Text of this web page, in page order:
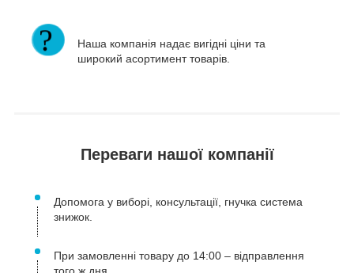
Наша компанія надає вигідні ціни та
широкий асортимент товарів.
Переваги нашої компанії
Допомога у виборі, консультації, гнучка система
знижок.
При замовленні товару до 14:00 – відправлення